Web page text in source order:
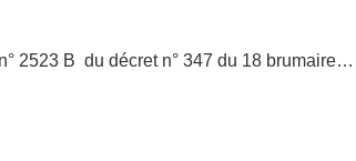
2523 B du décret n° 347 du 18 brumaire…